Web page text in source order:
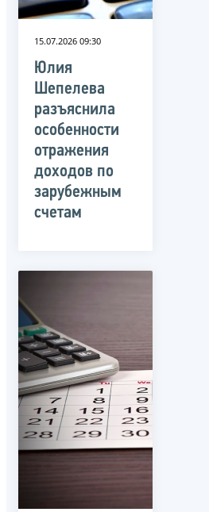
15.07.2026 09:30
Юлия
Шепелева
разъяснила
особенности
отражения
доходов по
зарубежным
счетам